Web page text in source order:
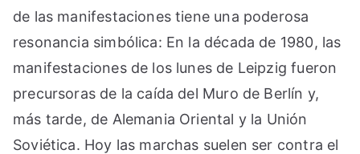
de las manifestaciones tiene una poderosa
resonancia simbólica: En la década de 1980, las
manifestaciones de los lunes de Leipzig fueron
precursoras de la caída del Muro de Berlín y,
más tarde, de Alemania Oriental y la Unión
Soviética. Hoy las marchas suelen ser contra el